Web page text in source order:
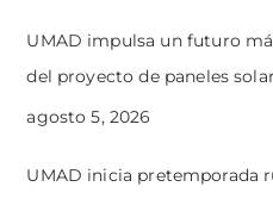
UMAD impulsa un futuro
del proyecto de paneles
agosto 5, 2026
UMAD inicia pretemporada